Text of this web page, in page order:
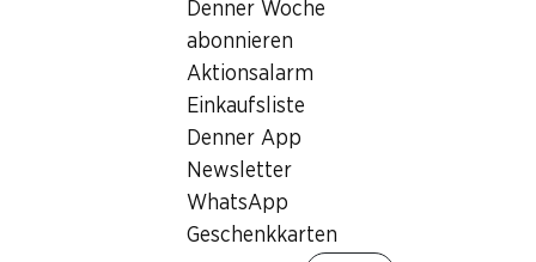
Denner Woche
abonnieren
Aktionsalarm
Einkaufsliste
Denner App
Newsletter
WhatsApp
Geschenkkarten